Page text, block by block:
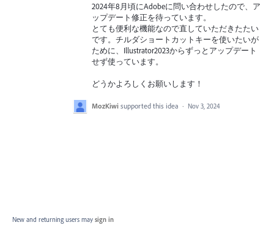
2024年8月頃にAdobeに問い合わせしたので、ア
ップデート修正を待っています。
とても便利な機能なので直していただきたたい
です。チルダショートカットキーを使いたいが
ために、Illustrator2023からずっとアップデート
せず使っています。
どうかよろしくお願いします！
MozKiwi supported this idea · Nov 3, 2024
New and returning users may sign in